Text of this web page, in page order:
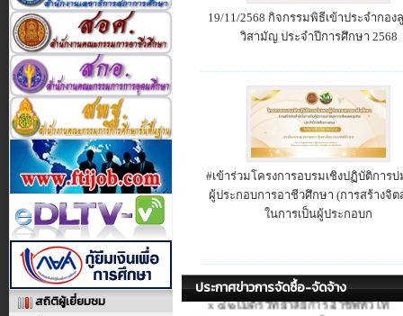
สถิติผู้เยี่ยมชม
19/11/2568 กิจกรรมพิธีเข้าประจำกอง
วิสามัญ ประจำปีการศึกษา 2568
#เข้าร่วมโครงการอบรมเชิงปฏิบัติการบ่
ผู้ประกอบการอาชีวศึกษา (การสร้างจิ
ในการเป็นผู้ประกอบก
ประกาศข่าวการจัดซื้อ-จัดจ้าง
อเนกประสงค์ขนาด 22*42เมตร วิทยา
ประกวดราคาซื้อชุดห้องปฎิบัติการเท
เอกสารประกวดราคาซื้อด้วยวิธีประก
ห้องปฎิบัติการเทคโนโลยีคอม
ประกวดราคาจ้างก่อสร้างอาคารหลัง
วิทยาลัยการอาชีพหัวไทร
เอกสารประกวดราคาจ้างก่อสร้างด้ว
การจ้างก่อสร้างอาคารหลังคาคล
ประกวดราคา จ้างก่อสร้าง การจ้างก่
๒๒ เมตร x ๔๒ เมตร วิทยาลัยกา
ประกาศประกวดราคาจ้างก่อสร้างอา
x ๔๒ เมตร วิทยาลัยการ อาชีพหัวไท
ประกาศประกวดราคาซื้อชุดห้องปฏิบัติ